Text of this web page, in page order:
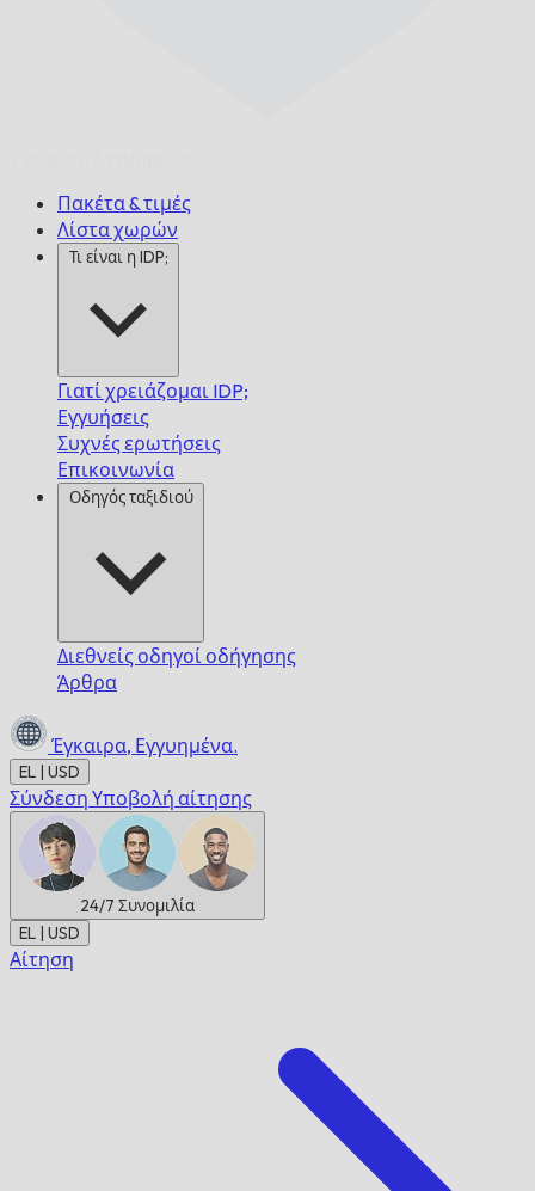
Πακέτα & τιμές
Λίστα χωρών
Τι είναι η IDP;
Γιατί χρειάζομαι IDP;
Εγγυήσεις
Συχνές ερωτήσεις
Επικοινωνία
Οδηγός ταξιδιού
Διεθνείς οδηγοί οδήγησης
Άρθρα
Έγκαιρα, Εγγυημένα.
EL | USD
Σύνδεση Υποβολή αίτησης
24/7 Συνομιλία
EL | USD
Αίτηση